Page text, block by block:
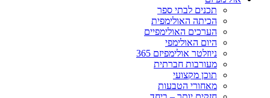
תכנים לבתי ספר
הכיתה האולימפית
הערכים האולימפיים
היום האולימפי
ניוזלטר אולימפיזם 365
מעורבות חברתית
תוכן מקצועי
מאחורי הטבעות